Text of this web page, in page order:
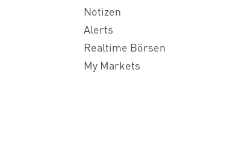
Notizen
Alerts
Realtime Börsen
My Markets